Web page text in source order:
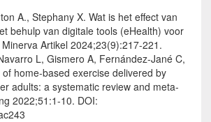
A., Stephany X. Wat is het effect van
behulp van digitale tools (eHealth) voor
Artikel 2024;23(9):217-221.
L, Gismero A, Fernández-Jané C,
home-based exercise delivered by
adults: a systematic review and meta-
2022;51:1-10. DOI: